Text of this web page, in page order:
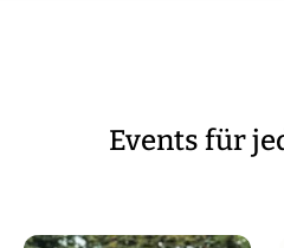
Events für